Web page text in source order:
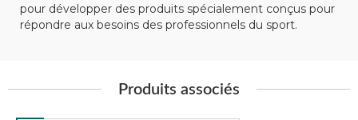
pour développer des produits spécialement conçus pour
répondre aux besoins des professionnels du sport.
Produits associés